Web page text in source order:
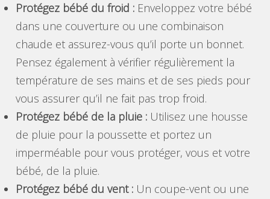
Protégez bébé du froid : Enveloppez votre bébé
dans une couverture ou une combinaison
chaude et assurez-vous qu’il porte un bonnet.
Pensez également à vérifier régulièrement la
température de ses mains et de ses pieds pour
vous assurer qu’il ne fait pas trop froid.
Protégez bébé de la pluie : Utilisez une housse
de pluie pour la poussette et portez un
imperméable pour vous protéger, vous et votre
bébé, de la pluie.
Protégez bébé du vent : Un coupe-vent ou une